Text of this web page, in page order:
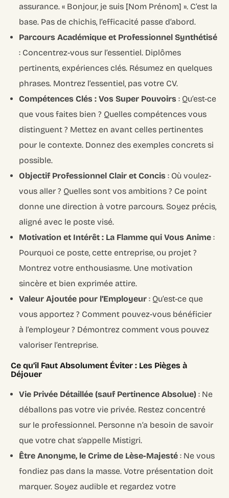
assurance. « Bonjour, je suis [Nom Prénom] ». C’est la
base. Pas de chichis, l’efficacité passe d’abord.
Parcours Académique et Professionnel Synthétisé
: Concentrez-vous sur l’essentiel. Diplômes
pertinents, expériences clés. Résumez en quelques
phrases. Montrez l’essentiel, pas votre CV.
Compétences Clés : Vos Super Pouvoirs : Qu’est-ce
que vous faites bien ? Quelles compétences vous
distinguent ? Mettez en avant celles pertinentes
pour le contexte. Donnez des exemples concrets si
possible.
Objectif Professionnel Clair et Concis : Où voulez-
vous aller ? Quelles sont vos ambitions ? Ce point
donne une direction à votre parcours. Soyez précis,
aligné avec le poste visé.
Motivation et Intérêt : La Flamme qui Vous Anime :
Pourquoi ce poste, cette entreprise, ou projet ?
Montrez votre enthousiasme. Une motivation
sincère et bien exprimée attire.
Valeur Ajoutée pour l’Employeur : Qu’est-ce que
vous apportez ? Comment pouvez-vous bénéficier
à l’employeur ? Démontrez comment vous pouvez
valoriser l’entreprise.
Ce qu’il Faut Absolument Éviter : Les Pièges à
Déjouer
Vie Privée Détaillée (sauf Pertinence Absolue) : Ne
déballons pas votre vie privée. Restez concentré
sur le professionnel. Personne n’a besoin de savoir
que votre chat s’appelle Mistigri.
Être Anonyme, le Crime de Lèse-Majesté : Ne vous
fondiez pas dans la masse. Votre présentation doit
marquer. Soyez audible et regardez votre